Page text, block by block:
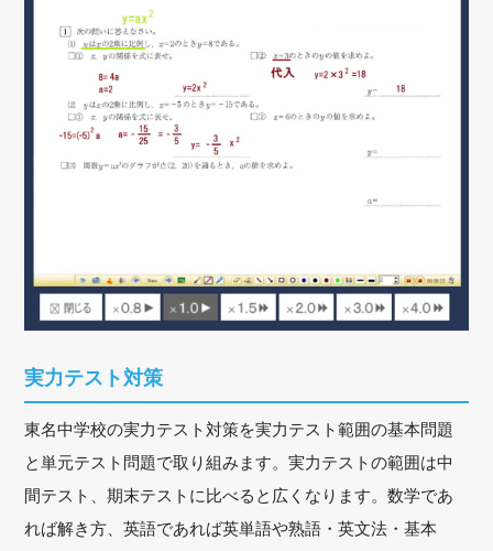
実力テスト対策
東名中学校の実力テスト対策を実力テスト範囲の基本問題
と単元テスト問題で取り組みます。実力テストの範囲は中
間テスト、期末テストに比べると広くなります。数学であ
れば解き方、英語であれば英単語や熟語・英文法・基本